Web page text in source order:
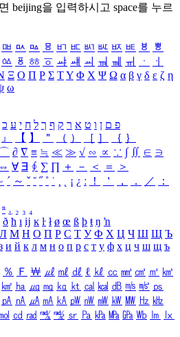
beijing을 입력하시고 space를 누르
ㅮ ㅯ ㅰ ㅱ ㅲ ㅳ ㅴ ㅵ ㅶ ㅷ ㅸ
ㅹ
ㆃ ㆄ ㆅ ㆆ ㆇ ㆈ ㆉ ㆊ ㆋ ㆌ ㆍ
ㆎ
Ξ Ο Π Ρ Σ ΤΥ Φ Χ Ψ Ω α β γ δ ε ζ η
ω
פ ם ן ו ט א ר ק ף ך ל ח י ע כ
』 【 】 ＂ （ ） ［ ］ ｛ ｝
⌒ ∂ ∇ ≡ ≒ ≪ ≫ √ ∽ ∝ ∵ ∫ ∬ ∈ ∋
⇔ ∀ ∃ ∮ ∑ ∏ ＋ － ＜ ＝
＞
´ ～ ˇ ˘ ˝ ˚ ˙ ¸ ¡ ¿ ː ！ ＇ ， ． ／
：
ⁿ ₁ ₂ ₃ ₄
ð ħ ı ĳ ĸ ŀ ł ø œ ß þ ŧ ŋ ŉ
Л М Н О П Р С Т У Ф Х Ц Ч Ш Щ Ъ
и й к л м н о п р с т у ф х ц ч ш щ ъ
％ Ｆ ￦ ㎕ ㎖ ㎗ ℓ ㎘ ㏄ ㎣ ㎤ ㎥ ㎦
㎢ ㏊ ㎍ ㎎ ㎏ ㏏ ㎈ ㎉ ㏈ ㎧ ㎨ ㎰
㎀ ㎁ ㎂ ㎃ ㎄ ㎺ ㎻ ㎽ ㎾ ㎿ ㎐ ㎑
㏖ ㏅ ㎭ ㎮ ㎯ ㏛ ㎩ ㎪ ㎫ ㎬ ㏝ ㏐
㏓